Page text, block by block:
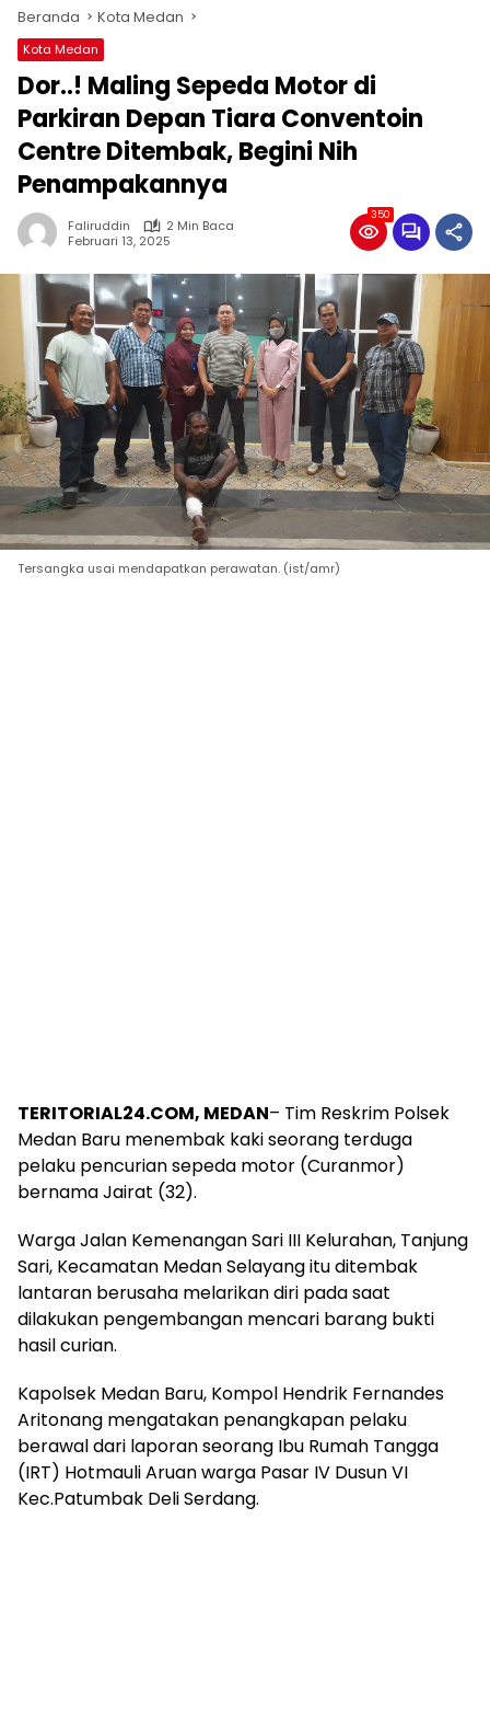
Beranda Kota Medan
Kota Medan
Dor..! Maling Sepeda Motor di
Parkiran Depan Tiara Conventoin
Centre Ditembak, Begini Nih
Penampakannya
Faliruddin
2 Min Baca
Februari 13, 2025
350
Tersangka usai mendapatkan perawatan. (ist/amr)
TERITORIAL24.COM, MEDAN– Tim Reskrim Polsek
Medan Baru menembak kaki seorang terduga
pelaku pencurian sepeda motor (Curanmor)
bernama Jairat (32).
Warga Jalan Kemenangan Sari III Kelurahan, Tanjung
Sari, Kecamatan Medan Selayang itu ditembak
lantaran berusaha melarikan diri pada saat
dilakukan pengembangan mencari barang bukti
hasil curian.
Kapolsek Medan Baru, Kompol Hendrik Fernandes
Aritonang mengatakan penangkapan pelaku
berawal dari laporan seorang Ibu Rumah Tangga
(IRT) Hotmauli Aruan warga Pasar IV Dusun VI
Kec.Patumbak Deli Serdang.